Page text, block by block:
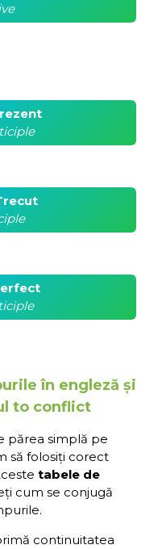
în engleză și
to conflict
părea simplă pe
să folosiți corect
tabele de
cum se conjugă
continuitatea